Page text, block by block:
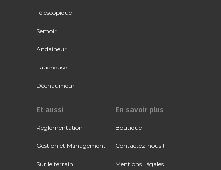
Télescopique
Semoir
Andaineur
Faucheuse
Déchaumeur
Et aussi
Réglementation
Gestion et Management
Sur le terrain
En savoir plus
Boutique
Contactez-nous !
Mentions Légales